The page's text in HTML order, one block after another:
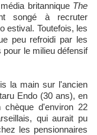
britannique The
songé à recruter
estival. Toutefois, les
peu refroidi par les
le milieu défensif
la main sur l'ancien
Endo (30 ans), en
chèque d'environ 22
qui aurait pu
les pensionnaires